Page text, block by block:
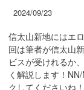
2024/09/23
信太山新地にはエ
回は筆者が信太山
ビスが受けれるか
く解説します！
クしてくださいね！